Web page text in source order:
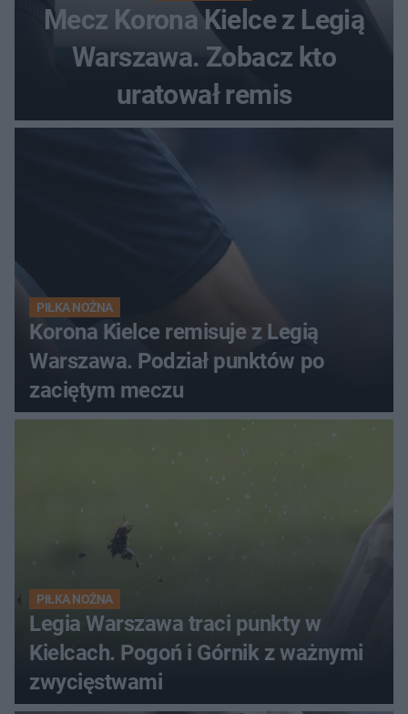
Mecz Korona Kielce z Legią
Warszawa. Zobacz kto
uratował remis
PIŁKA NOŻNA
Korona Kielce remisuje z Legią
Warszawa. Podział punktów po
zaciętym meczu
PIŁKA NOŻNA
Legia Warszawa traci punkty w
Kielcach. Pogoń i Górnik z ważnymi
zwycięstwami